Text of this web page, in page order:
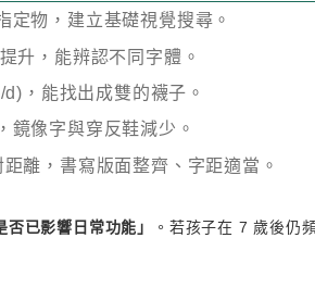
定物，建立基礎視覺搜尋。
升，能辨認不同字體。
，能找出成雙的襪子。
鏡像字與穿反鞋減少。
離，書寫版面整齊、字距適當。
否已影響日常功能」 。若孩子在 7歲後仍